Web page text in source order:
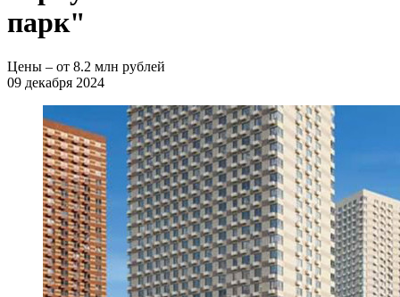
парк"
Цены – от 8.2 млн рублей
09 декабря 2024